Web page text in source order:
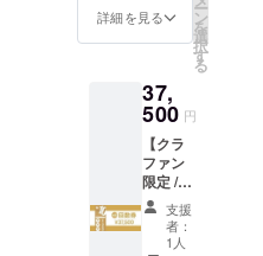
合 :
- - - - - -
- - - - - -
- - ・プ
レオー
プンに
お越し
できな
い場合
は有効
デー・
す！
（4.8.1
4.18.24.
28） ・
貸切で
ご利用
の場合
は混合
ご利用
10月31
日まで
利用可
回分を1
人のカ
ウント
として
ご利用
可能！
(例 : 4人
で使用
の場合
詳細を見る ー
ン
を
選
択
す
る
37,
500 円
【クラ
ファン
限定 /
10回】
水玉サ
ウナ / 回
支援
者：
1人